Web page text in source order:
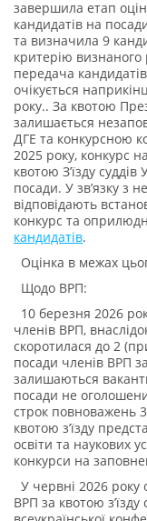
завершила етап
кандидатів на
та визначила 9
критерію визнаного
передача
очікується
року.. За квотою
залишається
ДГЕ та конкурсною
2025 року, конкурс
квотою З’їзду
посади. У зв’язку з
відповідають
конкурс та
кандидатів.
Оцінка в межах
Щодо ВРП:
10 березня 2026
членів ВРП,
скоротилася до 2
посади членів ВРП
залишаються
посади не
строк повноважень
квотою з’їзду
освіти та наукових
конкурси на
У червні 2026 року
ВРП за квотою